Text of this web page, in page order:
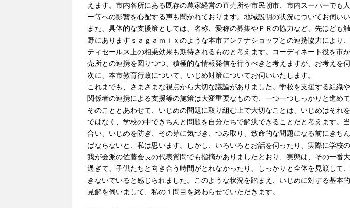
えます。市内各所にある既存の農家経営の直売所や市民朝市、市内スーパーでも
ー等への影響を心配する声も聞かれております。地域説明の状況についてお伺いい
また、具体的な支援策としては、名称、愛称の募集やＰＲの協力など、先ほども
野にありますｓａｇａｍｉｘのような本市アンテナショップとの連携協力により
ティセールス上の相乗効果も期待されるものと考えます。コーディネート役を市
売所との連携を図りつつ、積極的な情報発信を行うべきと考えますが、お考えを伺
次に、本市教育行政について、いじめ対策についてお伺いいたします。
これまでも、さまざまな視点から大切な議論がありました。学校を支援する組織
関係者の連携による支援等の施策は大変重要なもので、一つ一つしっかりと進め
そのこととあわせて、いじめの問題に取り組む上で大切なことは、いじめはそれ
ではなく、学校の中できちんと問題を自分たちで解決できることだと考えます。
合い、いじめを防ぎ、その芽に気づき、つみ取り、致命的な問題になる前にきち
ばならないと、私は思います。しかし、いろいろとお話を伺ったり、実際に学校
我が会派の佐藤会長の代表質問でも指摘がありましたとおり、実態は、その一番
過ぎて、子供たちと向き合う時間がとれなかったり、しっかりと全体を見渡して
きないでいると感じられました。このような状況を踏まえ、いじめに対する基本
見解を伺いまして、私の１問目を終わらせていただきます。